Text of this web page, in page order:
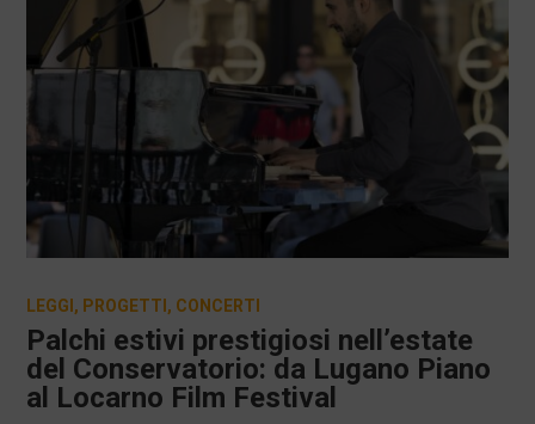
Palchi estivi prestigiosi nell’estate
del Conservatorio: da Lugano Piano
al Locarno Film Festival
LEGGI , PROGETTI , CONCERTI